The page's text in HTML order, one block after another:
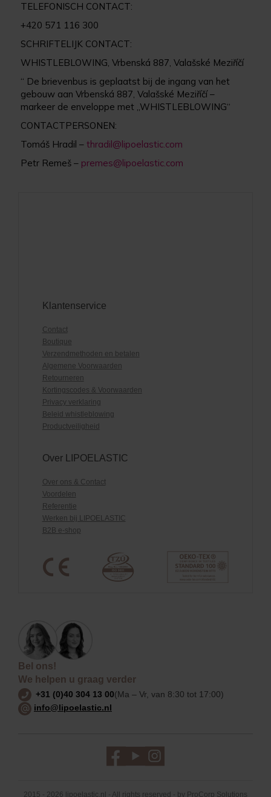
TELEFONISCH CONTACT:
+420 571 116 300
SCHRIFTELIJK CONTACT:
WHISTLEBLOWING, Vrbenská 887, Valašské Meziříčí
“ De brievenbus is geplaatst bij de ingang van het
gebouw aan Vrbenská 887, Valašské Meziříčí –
markeer de enveloppe met „WHISTLEBLOWING“
CONTACTPERSONEN:
Tomáš Hradil –thradil@lipoelastic.com
Petr Remeš – premes@lipoelastic.com
Klantenservice
Contact
Boutique
Verzendmethoden en betalen
Algemene Voorwaarden
Retourneren
Kortingscodes & Voorwaarden
Privacy verklaring
Beleid whistleblowing
Productveiligheid
Over LIPOELASTIC
Over ons & Contact
Voordelen
Referentie
Werken bij LIPOELASTIC
B2B e-shop
Bel ons!
We helpen u graag verder
+31 (0)40 304 13 00(Ma – Vr, van 8:30 tot 17:00)
info@lipoelastic.nl
2015 - 2026 lipoelastic.nl - All rights reserved - by ProCorp Solutions